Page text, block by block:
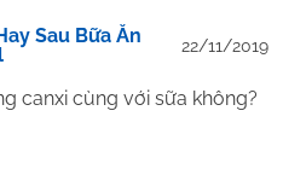
Sau Bữa Ăn
22/11/2019
canxi cùng với sữa không?